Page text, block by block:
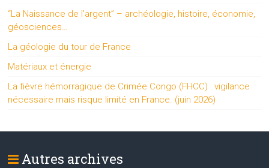
“La Naissance de l’argent” – archéologie, histoire, économie,
géosciences…
La géologie du tour de France
Matériaux et énergie
La fièvre hémorragique de Crimée Congo (FHCC) : vigilance
nécessaire mais risque limité en France. (juin 2026)
Autres archives